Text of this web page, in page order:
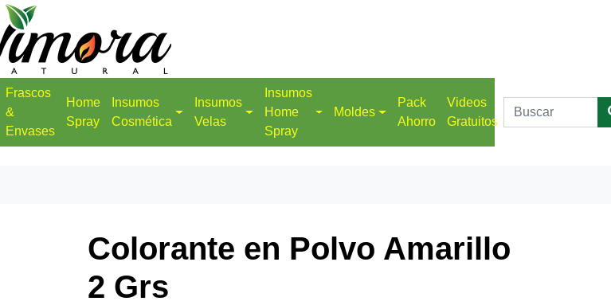
Frascos
&
Envases
Home
Spray
Insumos
Cosmética
Insumos
Velas
Insumos
Home
Spray
Moldes
Pack
Ahorro
Videos
Gratuitos
Colorante en Polvo Amarillo
2 Grs